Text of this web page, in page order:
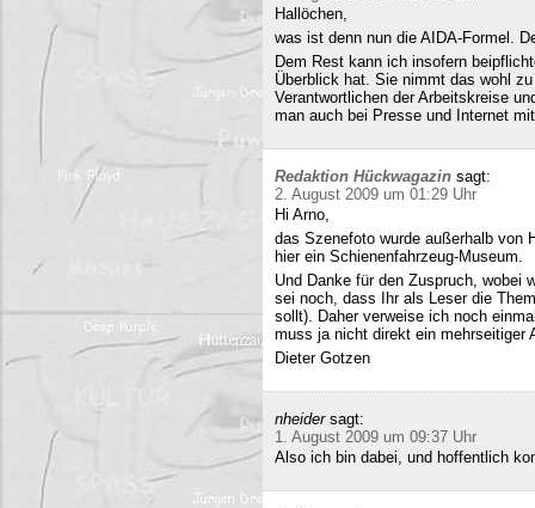
Hallöchen,
was ist denn nun die AIDA-Formel.
Dem Rest kann ich insofern
Überblick hat. Sie nimmt das wohl
Verantwortlichen der Arbeitskreise
man auch bei Presse und Internet
Redaktion Hückwagazin sagt:
2. August 2009 um 01:29 Uhr
Hi Arno,
das Szenefoto wurde außerhalb von
hier ein Schienenfahrzeug-Museum.
Und Danke für den Zuspruch, wobei
sei noch, dass Ihr als Leser die
sollt). Daher verweise ich noch
muss ja nicht direkt ein mehrseitiger
Dieter Gotzen
nheider sagt:
1. August 2009 um 09:37 Uhr
Also ich bin dabei, und hoffentlich